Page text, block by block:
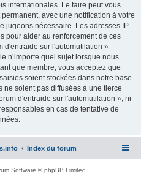
internationales. Le faire peut vous
avec une notification à votre
jugeons nécessaire. Les adresses IP
pour aider au renforcement de ces
d'entraide sur l'automutilation »
n’importe quel sujet lorsque nous
que membre, vous acceptez que
soient stockées dans notre base
soient pas diffusées à une tierce
d'entraide sur l'automutilation », ni
en cas de tentative de
Index du forum
Software © phpBB Limited